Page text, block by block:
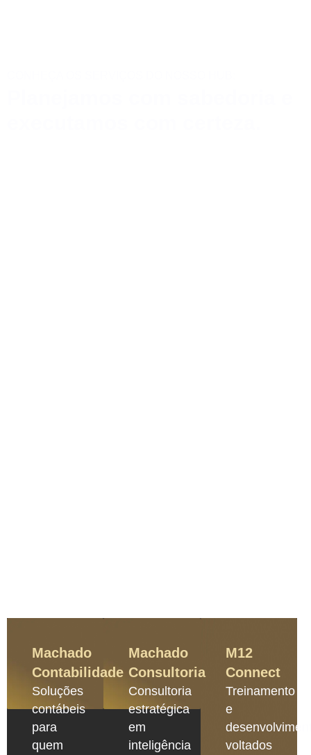
Machado
Contabilidade
Soluções
contábeis
para
quem
Machado
Consultoria
Consultoria
estratégica
em
inteligência
M12
Connect
Treinamento
e
voltados